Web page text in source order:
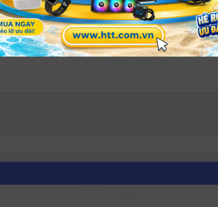
8K – Chuẩn compositing thời gian thực cho broadcast và virtual
phông xanh vượt trội
12 8Klà công nghệ One Touch Keying. Hệ thống có
gian setup trong môi trường live production. Các